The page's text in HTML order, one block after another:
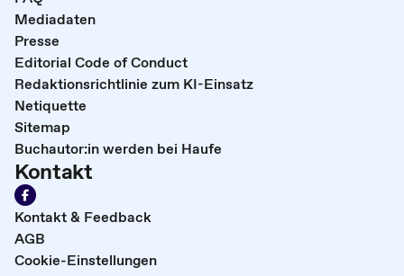
Mediadaten
Presse
Editorial Code of Conduct
Redaktionsrichtlinie zum KI-Einsatz
Netiquette
Sitemap
Buchautor:in werden bei Haufe
Kontakt
Kontakt & Feedback
AGB
Cookie-Einstellungen